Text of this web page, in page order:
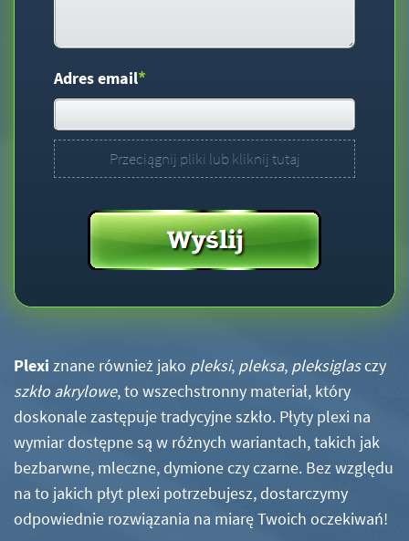
Adres email*
Przeciągnij pliki lub kliknij tutaj
Plexi znane również jako pleksi, pleksa, pleksiglasczy
szkło akrylowe, to wszechstronny materiał, który
doskonale zastępuje tradycyjne szkło. Płyty plexi na
wymiar dostępne są w różnych wariantach, takich jak
bezbarwne, mleczne, dymione czy czarne. Bez względu
na to jakich płyt plexi potrzebujesz, dostarczymy
odpowiednie rozwiązania na miarę Twoich oczekiwań!